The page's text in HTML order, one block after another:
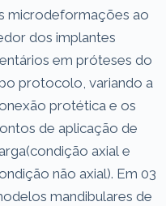
microdeformações ao
dos implantes
em próteses do
protocolo, variando a
protética e os
de aplicação de
axial e
não axial). Em 03
mandibulares de